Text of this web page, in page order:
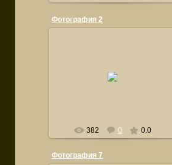
Фотография 2
382 0 0.0
Фотография 7